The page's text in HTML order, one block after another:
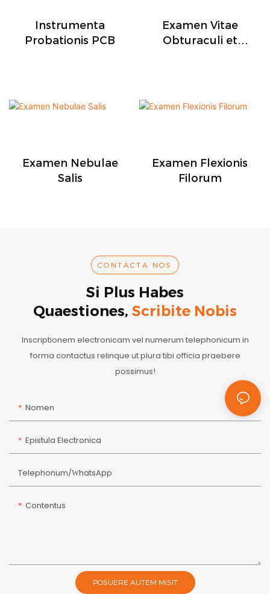
Instrumenta
Probationis PCB
Examen Vitae
Obturaculi et
Examen Nebulae
Salis
Examen Flexionis
Filorum
CONTACTA NOS
Si Plus Habes
Quaestiones, Scribite Nobis
Inscriptionem electronicam vel numerum telephonicum in
forma contactus relinque ut plura tibi officia praebere
possimus!
Nomen
Epistula Electronica
Telephonum/WhatsApp
Contentus
POSUERE AUTEM MISIT